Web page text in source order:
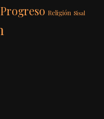
Progreso Religión Sisal